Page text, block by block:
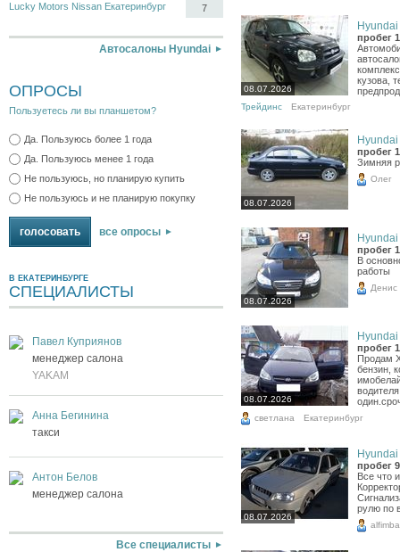
Lucky Motors Nissan Екатеринбург 7
Автосалоны Hyundai
ОПРОСЫ
Пользуетесь ли вы планшетом?
Да. Пользуюсь более 1 года
Да. Пользуюсь менее 1 года
Не пользуюсь, но планирую купить
Не пользуюсь и не планирую покупку
все опросы
В ЕКАТЕРИНБУРГЕ
СПЕЦИАЛИСТЫ
Павел Куприянов
менеджер салона
YAKAM
Анна Бегинина
такси
Антон Белов
менеджер салона
Все специалисты
08.07.2026
Hyundai
пробег
кузова,
Трейдинс Екатеринбург
08.07.2026
Hyundai
пробег
Зимняя
Олег
08.07.2026
Hyundai
пробег
В
работы
Денис
08.07.2026
Hyundai
пробег
Продам
бензин,
светлана Екатеринбург
08.07.2026
Hyundai
пробег
Все что
рулю по